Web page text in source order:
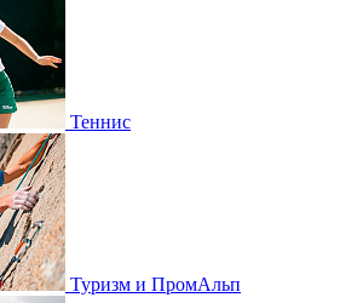
Теннис
Туризм и ПромАльп